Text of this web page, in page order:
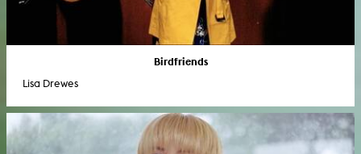
Birdfriends
Lisa Drewes